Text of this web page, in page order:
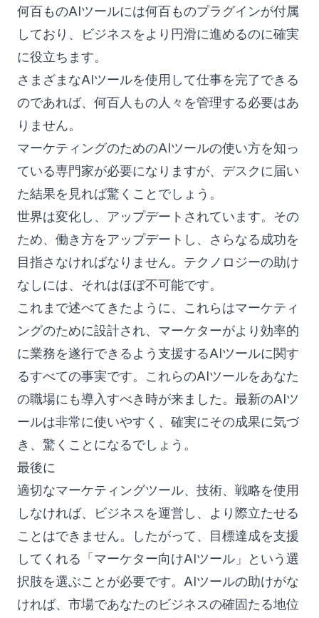
何百ものAIツールには何百ものプラグインが付属
しており、ビジネスをより円滑に進めるのに確実
に役立ちます。
さまざまなAIツールを使用して仕事を完了できる
のであれば、何百人もの人々を管理する必要はあ
りません。
マーケティングのためのAIツールの使い方を知っ
ている専門家が必要になりますが、デスクに届い
た結果を見れば驚くことでしょう。
世界は変化し、アップデートされています。その
ため、働き方をアップデートし、さらなる成功を
目指さなければなりません。テクノロジーの助け
なしには、それはほぼ不可能です。
これまで述べてきたように、これらはマーケティ
ングのために設計され、マーケターがより効率的
に業務を遂行できるよう支援するAIツールに関す
るすべての事実です。これらのAIツールをあなた
の職場にも導入すべき時が来ました。最新のAIツ
ールは非常に使いやすく、確実にその成果に気づ
き、驚くことになるでしょう。
最後に
適切なマーケティングツール、技術、戦略を使用
しなければ、ビジネスを運営し、より際立たせる
ことはできません。したがって、目標達成を支援
してくれる「マーケター向けAIツール」という選
択肢を選ぶことが必要です。AIツールの助けがな
ければ、市場であなたのビジネスの確固たる地位